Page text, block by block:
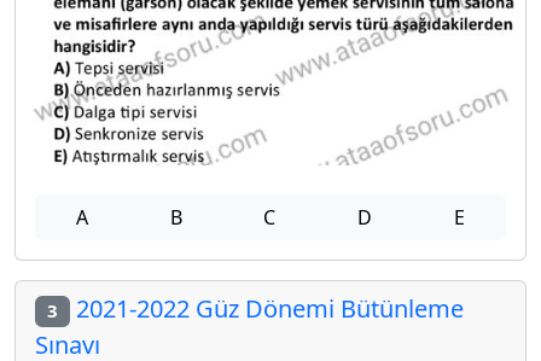
A B C D E
3 2021-2022 Güz Dönemi Bütünleme
Sınavı